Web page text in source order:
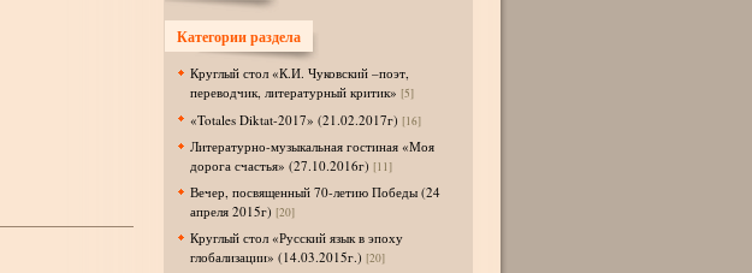
Категории раздела
Круглый стол «К.И. Чуковский –поэт,
переводчик, литературный критик» [5]
«Totales Diktat-2017» (21.02.2017г) [16]
Литературно-музыкальная гостиная «Моя
дорога счастья» (27.10.2016г) [11]
Вечер, посвященный 70-летию Победы (24
апреля 2015г) [20]
Круглый стол «Русский язык в эпоху
глобализации» (14.03.2015г.) [20]